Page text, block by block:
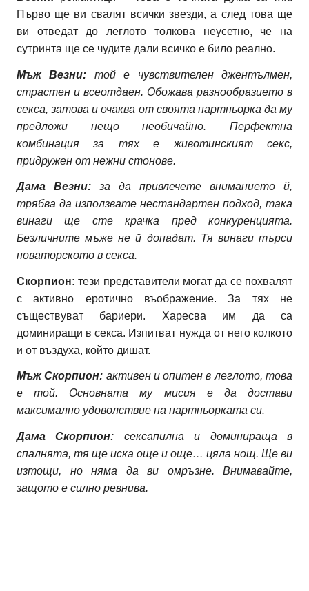
Първо ще ви свалят всички звезди, а след това ще
ви отведат до леглото толкова неусетно, че на
сутринта ще се чудите дали всичко е било реално.
Мъж Везни:
той е чувствителен джентълмен,
страстен и всеотдаен. Обожава разнообразието в
секса, затова и очаква от своята партньорка да му
предложи нещо необичайно. Перфектна
комбинация за тях е животинският секс,
придружен от нежни стонове.
Дама Везни:
за да привлечете вниманието й,
трябва да използвате нестандартен подход, така
винаги ще сте крачка пред конкуренцията.
Безличните мъже не й допадат. Тя винаги търси
новаторското в секса.
Скорпион: тези представители могат да се похвалят
с активно еротично въображение. За тях не
съществуват бариери. Харесва им да са
доминиращи в секса. Изпитват нужда от него колкото
и от въздуха, който дишат.
Мъж Скорпион: активен и опитен в леглото, това
е той. Основната му мисия е да достави
максимално удоволствие на партньорката си.
Дама Скорпион: сексапилна и доминираща в
спалнята, тя ще иска още и още… цяла нощ. Ще ви
изтощи, но няма да ви омръзне. Внимавайте,
защото е силно ревнива.